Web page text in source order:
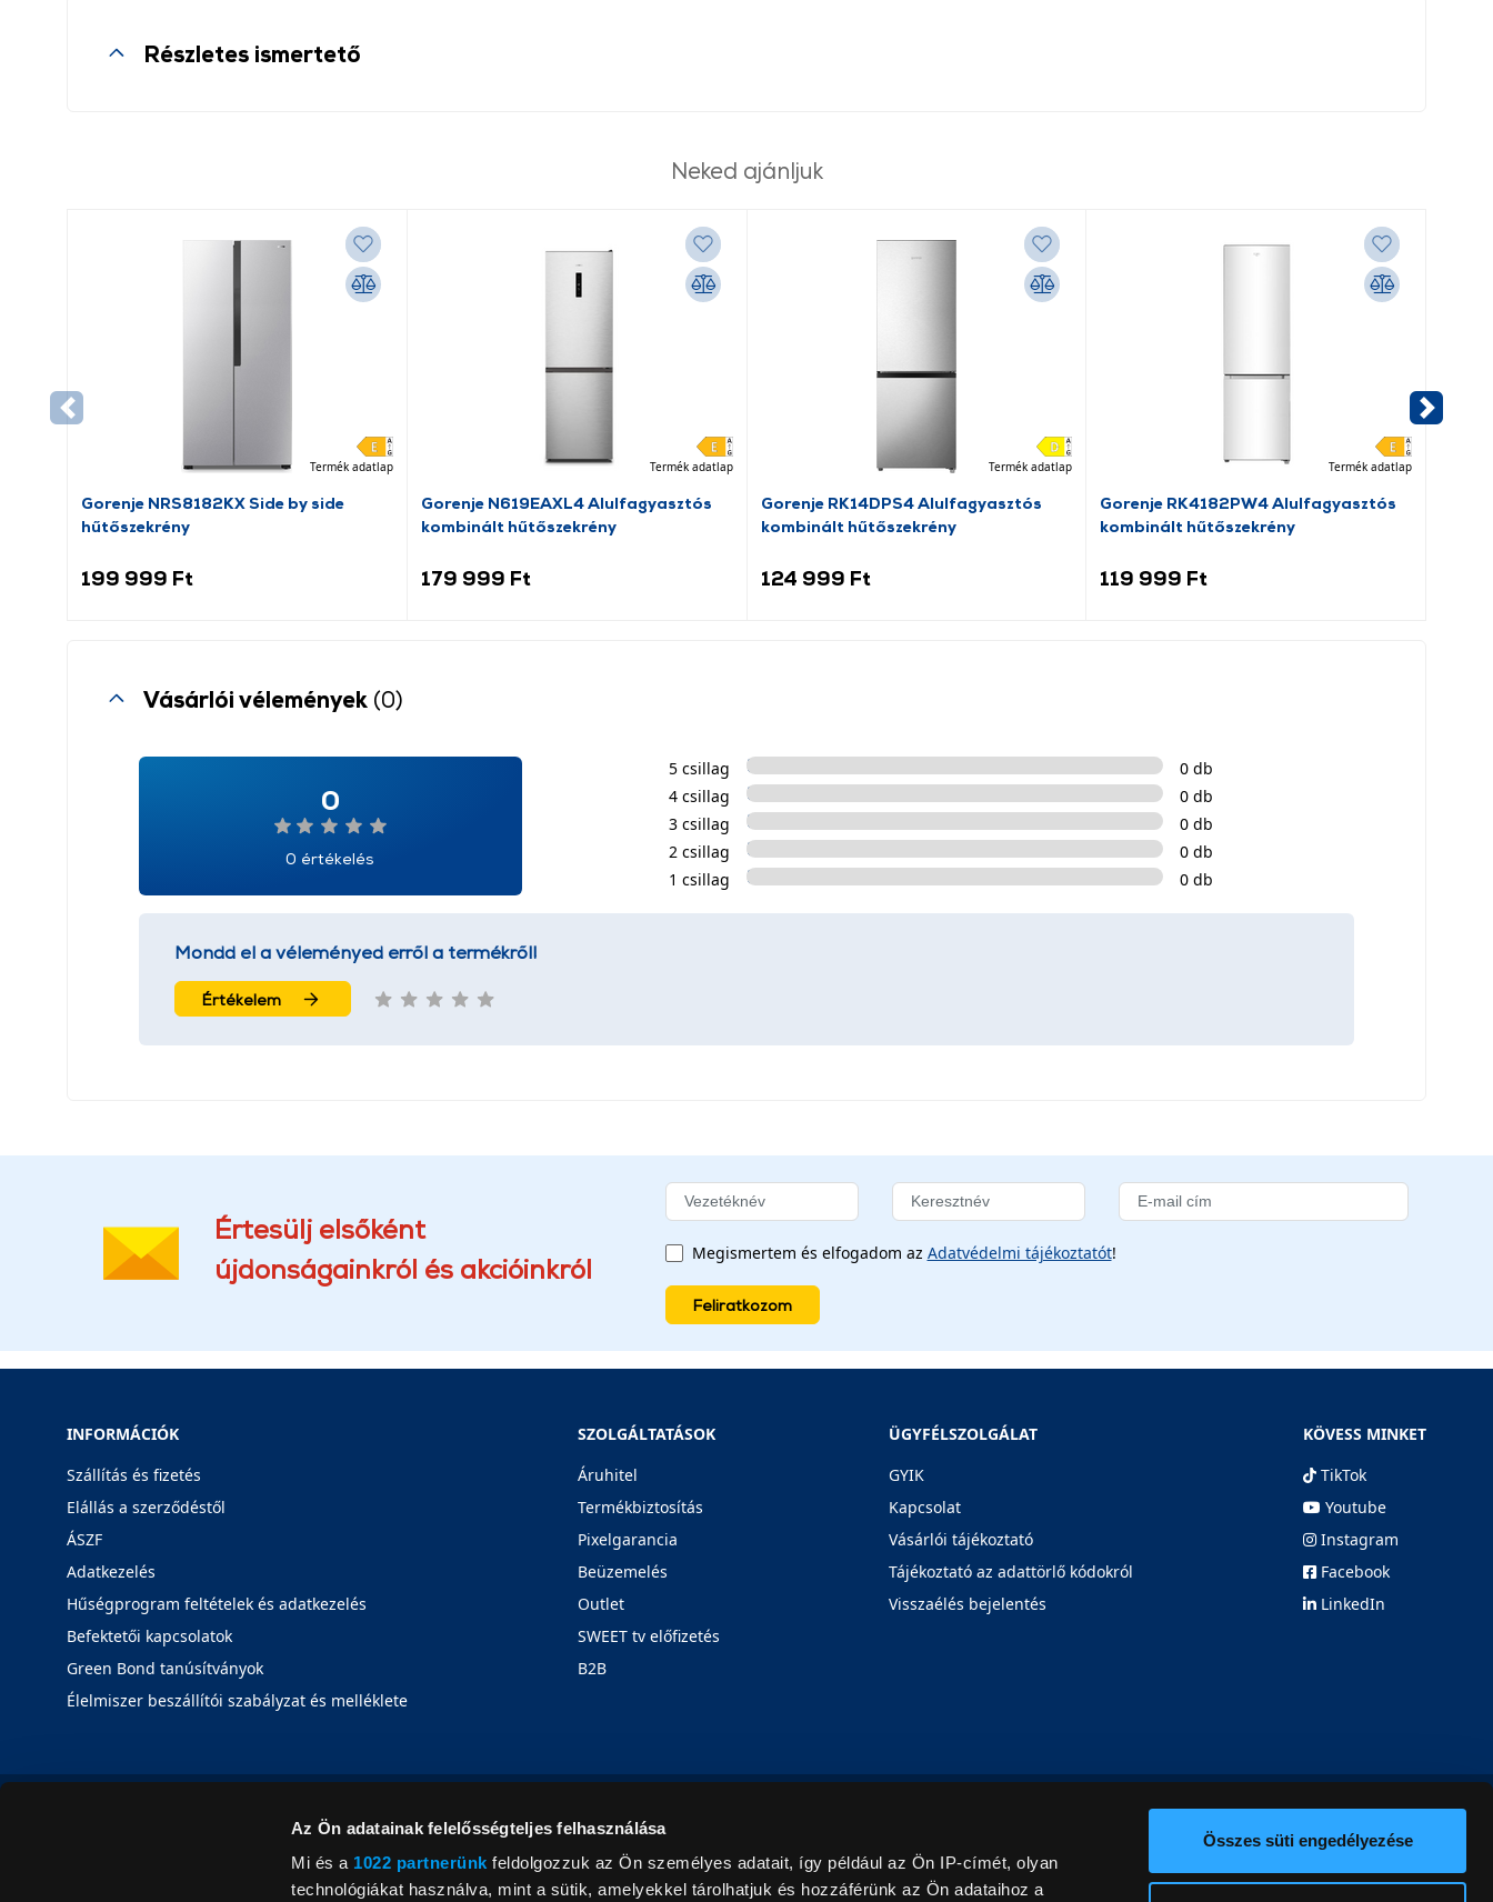
Az Ön adatainak felelősségteljes felhasználása
Mi és a 1022 partnerünk feldolgozzuk az Ön személyes adatait, így például az Ön IP-címét, olyan
technológiákat használva, mint a sütik, amelyekkel tárolhatjuk és hozzáférünk az Ön adataihoz a
Összes süti engedélyezése
Részletes ismertető
Neked ajánljuk
Termék adatlap
Gorenje NRS8182KX Side by side
hűtőszekrény
199 999 Ft
Termék adatlap
Gorenje N619EAXL4 Alulfagyasztós
kombinált hűtőszekrény
179 999 Ft
Termék adatlap
Gorenje RK14DPS4 Alulfagyasztós
kombinált hűtőszekrény
124 999 Ft
Termék adatlap
Gorenje RK4182PW4 Alulfagyasztós
kombinált hűtőszekrény
119 999 Ft
Vásárlói vélemények (0)
0
0 értékelés
5 csillag
0 db
4 csillag
0 db
3 csillag
0 db
2 csillag
0 db
1 csillag
0 db
Mondd el a véleményed erről a termékről!
Értékelem
Értesülj elsőként
újdonságainkról és akcióinkról
Megismertem és elfogadom az Adatvédelmi tájékoztatót!
Feliratkozom
INFORMÁCIÓK
Szállítás és fizetés
Elállás a szerződéstől
ÁSZF
Adatkezelés
Hűségprogram feltételek és adatkezelés
Befektetői kapcsolatok
Green Bond tanúsítványok
Élelmiszer beszállítói szabályzat és melléklete
SZOLGÁLTATÁSOK
Áruhitel
Termékbiztosítás
Pixelgarancia
Beüzemelés
Outlet
SWEET tv előfizetés
B2B
ÜGYFÉLSZOLGÁLAT
GYIK
Kapcsolat
Vásárlói tájékoztató
Tájékoztató az adattörlő kódokról
Visszaélés bejelentés
KÖVESS MINKET
TikTok
Youtube
Instagram
Facebook
LinkedIn